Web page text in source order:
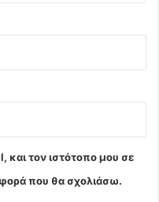
τον ιστότοπο μου σε
που θα σχολιάσω.